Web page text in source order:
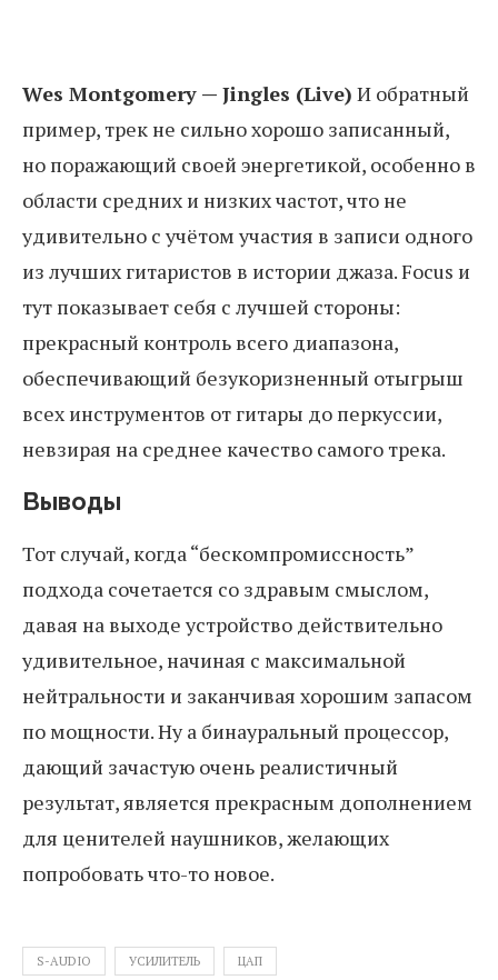
Wes Montgomery — Jingles (Live) И обратный
пример, трек не сильно хорошо записанный,
но поражающий своей энергетикой, особенно в
области средних и низких частот, что не
удивительно с учётом участия в записи одного
из лучших гитаристов в истории джаза. Focus и
тут показывает себя с лучшей стороны:
прекрасный контроль всего диапазона,
обеспечивающий безукоризненный отыгрыш
всех инструментов от гитары до перкуссии,
невзирая на среднее качество самого трека.
Выводы
Тот случай, когда “бескомпромиссность”
подхода сочетается со здравым смыслом,
давая на выходе устройство действительно
удивительное, начиная с максимальной
нейтральности и заканчивая хорошим запасом
по мощности. Ну а бинауральный процессор,
дающий зачастую очень реалистичный
результат, является прекрасным дополнением
для ценителей наушников, желающих
попробовать что-то новое.
S-AUDIO УСИЛИТЕЛЬ ЦАП